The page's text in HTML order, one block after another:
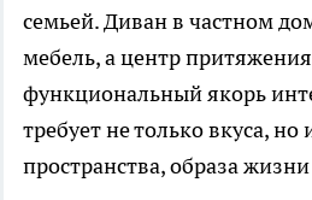
семьей.Диванв частном
мебель, а центр
функциональный якорь
требует не только вкуса,
пространства, образа